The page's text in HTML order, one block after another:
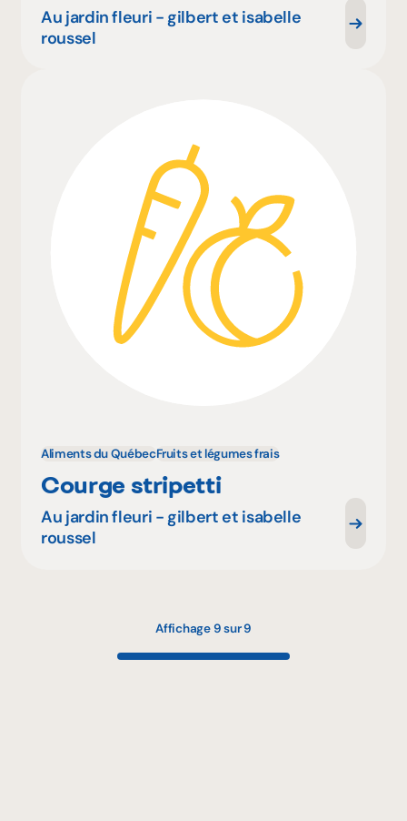
Au jardin fleuri - gilbert et isabelle
roussel
Aliments du QuébecFruits et légumes frais
Courge stripetti
Au jardin fleuri - gilbert et isabelle
roussel
Affichage 9 sur 9